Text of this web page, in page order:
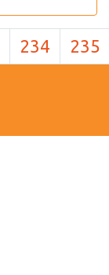
234 235